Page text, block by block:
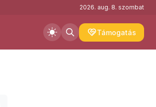
2026. aug. 8. szombat
Támogatás